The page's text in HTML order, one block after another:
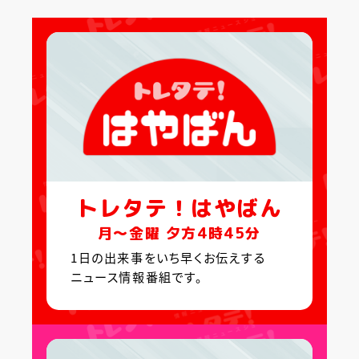
トレタテ！はやばん
月〜金曜 夕方4時45分
1日の出来事をいち早くお伝えする
ニュース情報番組です。